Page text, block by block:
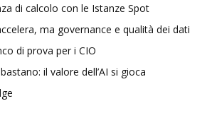
di calcolo con le Istanze Spot
ma governance e qualità dei dati
di prova per i CIO
il valore dell’AI si gioca